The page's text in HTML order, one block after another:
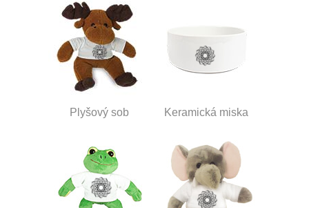
Plyšový sob Keramická miska